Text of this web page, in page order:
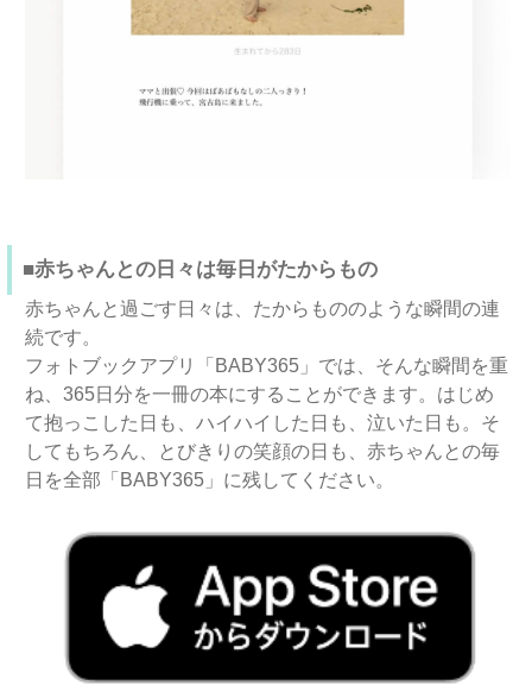
■赤ちゃんとの日々は毎日がたからもの
赤ちゃんと過ごす日々は、たからもののような瞬間の連
続です。
フォトブックアプリ「BABY365」では、そんな瞬間を重
ね、365日分を一冊の本にすることができます。はじめ
て抱っこした日も、ハイハイした日も、泣いた日も。そ
してもちろん、とびきりの笑顔の日も、赤ちゃんとの毎
日を全部「BABY365」に残してください。